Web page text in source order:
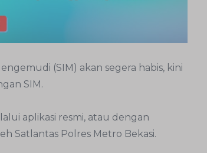
(SIM) akan segera habis, kini
SIM.
aplikasi resmi, atau dengan
Satlantas Polres Metro Bekasi.